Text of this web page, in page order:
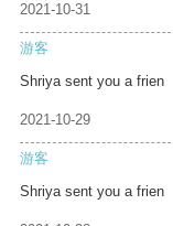
2021-10-31
游客
Shriya sent you a frien
2021-10-29
游客
Shriya sent you a frien